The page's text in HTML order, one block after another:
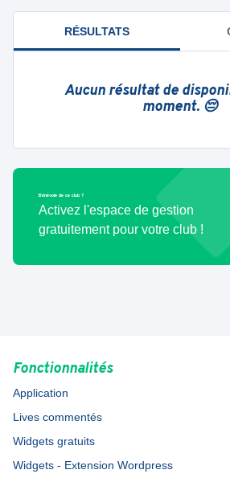
RÉSULTATS
Aucun résultat de
moment. 😔
Bénévole de ce club ?
Activez l'espace de gestion
gratuitement pour votre club !
Fonctionnalités
Application
Lives commentés
Widgets gratuits
Widgets - Extension Wordpress